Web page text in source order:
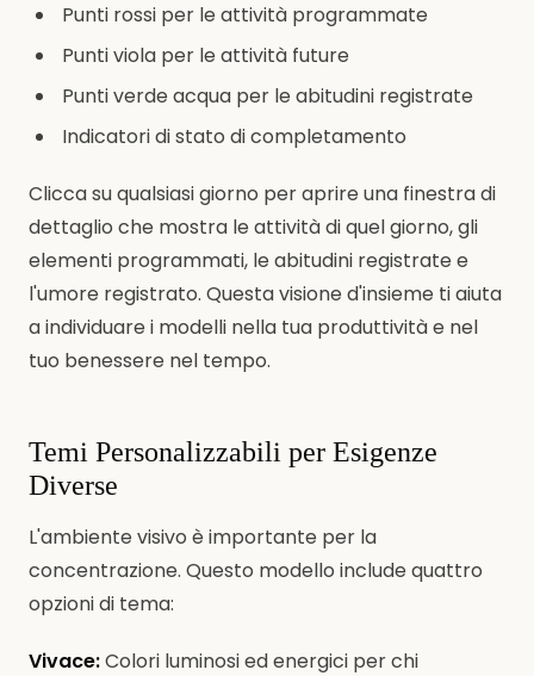
Punti rossi per le attività programmate
Punti viola per le attività future
Punti verde acqua per le abitudini registrate
Indicatori di stato di completamento
Clicca su qualsiasi giorno per aprire una finestra di
dettaglio che mostra le attività di quel giorno, gli
elementi programmati, le abitudini registrate e
l'umore registrato. Questa visione d'insieme ti aiuta
a individuare i modelli nella tua produttività e nel
tuo benessere nel tempo.
Temi Personalizzabili per Esigenze
Diverse
L'ambiente visivo è importante per la
concentrazione. Questo modello include quattro
opzioni di tema:
Vivace:Colori luminosi ed energici per chi